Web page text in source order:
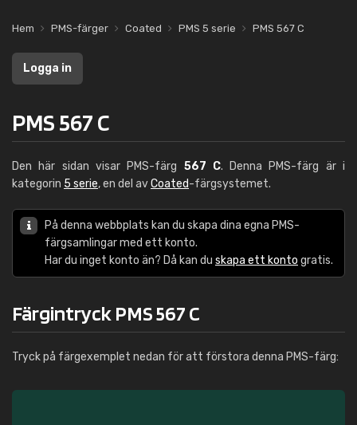
Hem PMS-färger Coated PMS 5 serie PMS 567 C
Logga in
PMS 567 C
Den här sidan visar PMS-färg 567 C. Denna PMS-färg är i
kategorin 5 serie, en del avCoated-färgsystemet.
På denna webbplats kan du skapa dina egna PMS-
färgsamlingar med ett konto.
Har du inget konto än? Då kan du skapa ett konto gratis.
Färgintryck PMS 567 C
Tryck på färgexemplet nedan för att förstora denna PMS-färg: